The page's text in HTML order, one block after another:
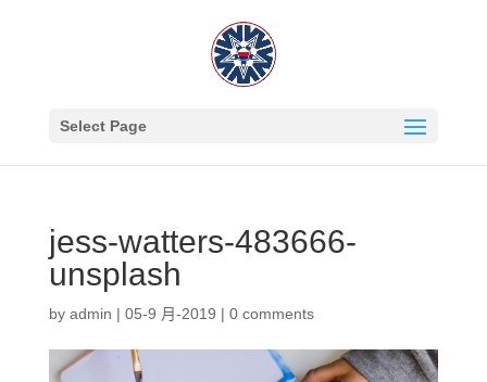
Select Page
jess-watters-483666-
unsplash
by admin | 05-9 月-2019 | 0 comments